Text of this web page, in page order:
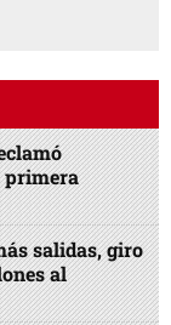
primera
salidas, giro
al